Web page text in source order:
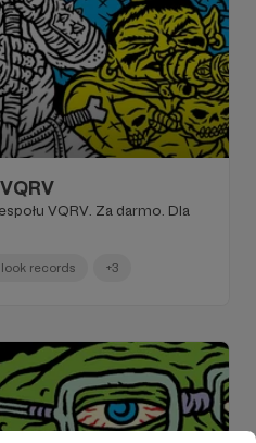
VQRV. Za darmo. Dla
records +3